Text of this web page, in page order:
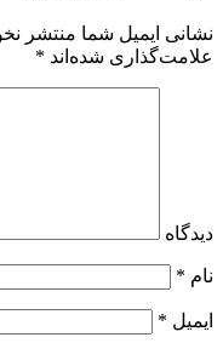
نشانی ایمیل شما منتشر
علامت‌گذاری شده‌اند *
دیدگاه
نام *
ایمیل *